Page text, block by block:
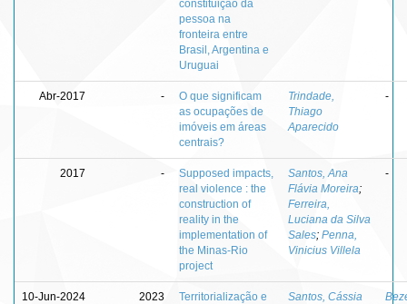
constituição da
pessoa na
fronteira entre
Brasil, Argentina e
Uruguai
Abr-2017 -
O que significam
as ocupações de
imóveis em áreas
centrais?
Trindade,
Thiago
Aparecido
-
2017 -
Supposed impacts,
real violence : the
construction of
reality in the
implementation of
the Minas-Rio
project
Santos, Ana
Flávia Moreira;
Ferreira,
Luciana da Silva
Sales; Penna,
Vinicius Villela
-
10-Jun-2024 2023
Territorialização e
Santos, Cássia